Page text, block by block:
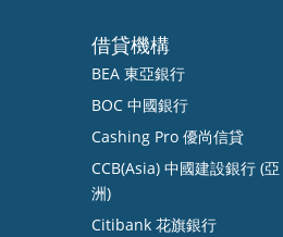
借貸機構
BEA 東亞銀行
BOC 中國銀行
Cashing Pro 優尚信貸
CCB(Asia) 中國建設銀行 (亞
洲)
Citibank 花旗銀行